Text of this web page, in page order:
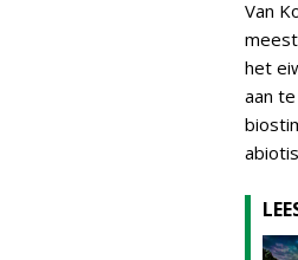
Van
het
aan